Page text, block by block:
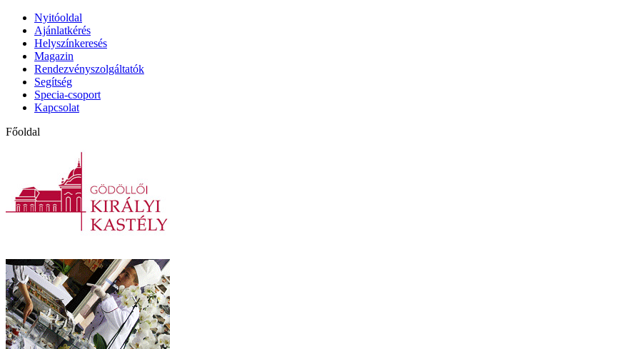
Nyitóoldal
Ajánlatkérés
Helyszínkeresés
Magazin
Rendezvényszolgáltatók
Segítség
Specia-csoport
Kapcsolat
Főoldal